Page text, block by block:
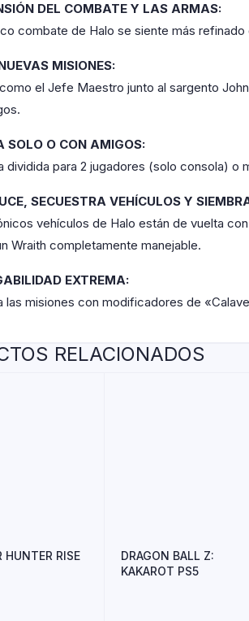
DEL COMBATE Y LAS ARMAS:
combate de Halo se siente más
MISIONES:
el Jefe Maestro junto al sargento
SOLO O CON AMIGOS:
dividida para 2 jugadores (solo consola)
SECUESTRA VEHÍCULOS Y
vehículos de Halo están de vuelta
Wraith completamente manejable.
EXTREMA:
las misiones con modificadores de
RELACIONADOS
HUNTER RISE
DRAGON BALL Z:
KAKAROT PS5